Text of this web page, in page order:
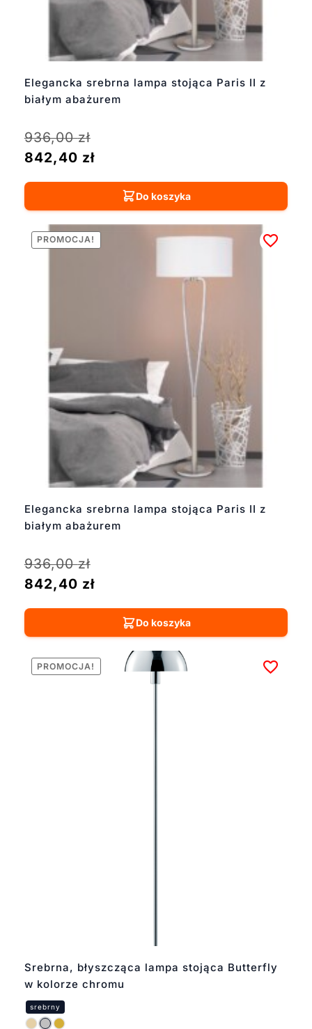
Elegancka srebrna lampa stojąca Paris II z
białym abażurem
936,00zł
842,40 zł
Do koszyka
Elegancka srebrna lampa stojąca Paris II z
białym abażurem
PROMOCJA!
936,00zł
842,40 zł
Do koszyka
Srebrna, błyszcząca lampa stojąca Butterfly
w kolorze chromu
PROMOCJA!